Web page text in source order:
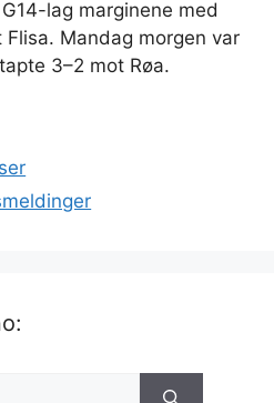
lag marginene med
Flisa. Mandag morgen var
3–2 mot Røa.